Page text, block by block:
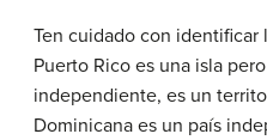
Ten cuidado con identificar
Puerto Rico es una isla
independiente, es un
Dominicana es un país